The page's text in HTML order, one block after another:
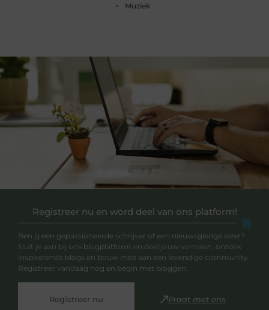
Muziek
Registreer nu en word deel van ons platform!
Ben jij een gepassioneerde schrijver of een nieuwsgierige lezer?
Sluit je aan bij ons blogplatform en deel jouw verhalen, ontdek
inspirerende blogs en bouw mee aan een levendige community.
Registreer vandaag nog en begin met bloggen.
Registreer nu Praat met ons